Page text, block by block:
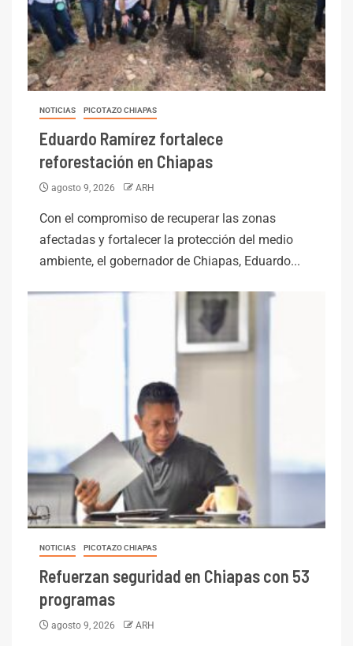
NOTICIAS PICOTAZO CHIAPAS
Eduardo Ramírez fortalece
reforestación en Chiapas
agosto 9, 2026 ARH
Con el compromiso de recuperar las zonas
afectadas y fortalecer la protección del medio
ambiente, el gobernador de Chiapas, Eduardo...
NOTICIAS PICOTAZO CHIAPAS
Refuerzan seguridad en Chiapas con 53
programas
agosto 9, 2026 ARH